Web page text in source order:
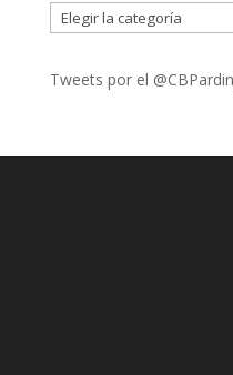
CATEGORIES
Tweets por el